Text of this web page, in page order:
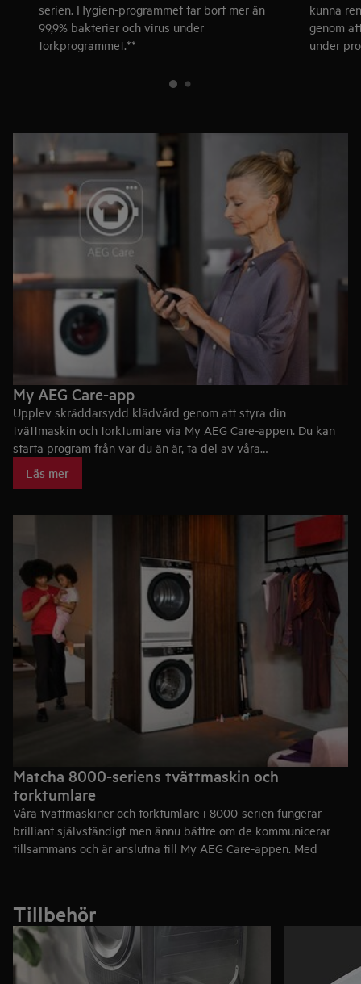
serien. Hygien-programmet tar bort mer än
99,9% bakterier och virus under
torkprogrammet.**
kunna
genom
under
My AEG Care-app
Upplev skräddarsydd klädvård genom att styra din
tvättmaskin och torktumlare via My AEG Care-appen. Du kan
starta program från var du än är, ta del av våra
rekommendationer för favoritplaggen och du får notifikationer
om när din tvätt är klar.
Läs mer
Matcha 8000-seriens tvättmaskin och
torktumlare
Våra tvättmaskiner och torktumlare i 8000-serien fungerar
brilliant självständigt men ännu bättre om de kommunicerar
tillsammans och är anslutna till My AEG Care-appen. Med
Se tvättmaskinerna i 8000-serien
Se torktumlarna i 8000-serien
Tillbehör